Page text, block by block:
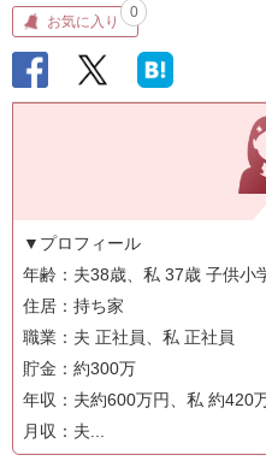
お気に入り
0
▼プロフィール
年齢：夫38歳、私 37歳 子供小
住居：持ち家
職業：夫 正社員、私 正社員
貯金：約300万
年収：夫約600万円、私 約420
月収：夫...